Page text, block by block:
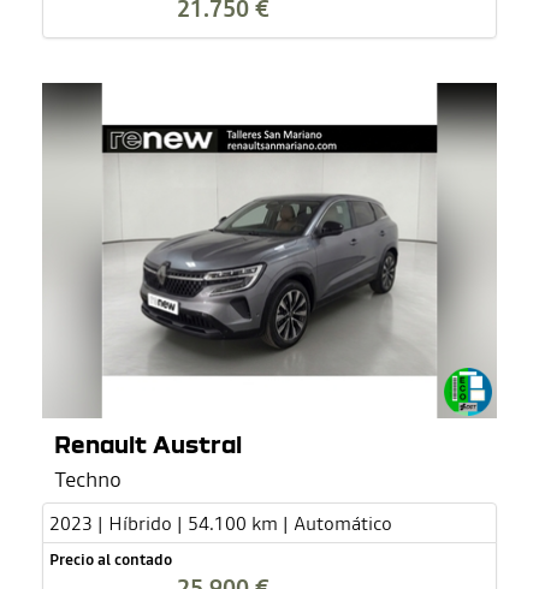
21.750 €
Renault Austral
Techno
2023 | Híbrido | 54.100 km | Automático
Precio al contado